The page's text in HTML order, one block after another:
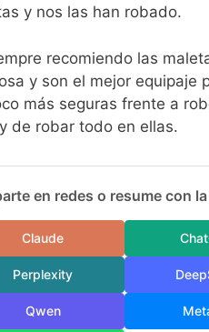
y nos las han robado.
recomiendo las
y son el mejor equipaje
más seguras frente a
de robar todo en ellas.
en redes o resume con la
Claude
Perplexity
Qwen